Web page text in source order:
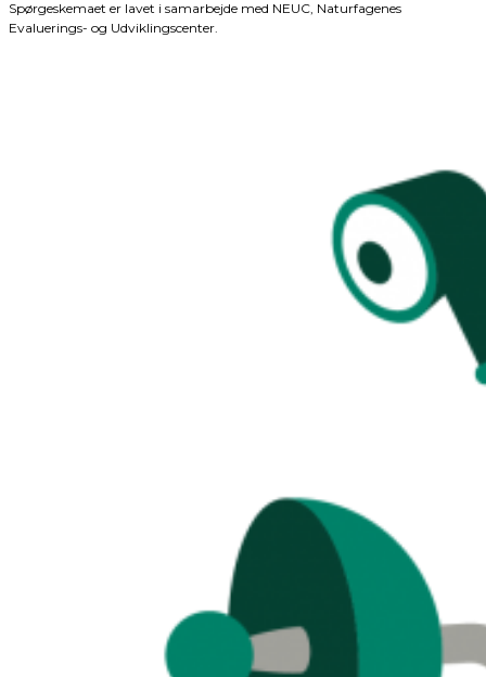
Spørgeskemaet er lavet i samarbejde med NEUC, Naturfagenes
Evaluerings- og Udviklingscenter.